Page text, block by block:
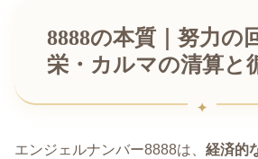
8888の本質｜努力の
栄・カルマの清算と
エンジェルナンバー8888は、 経済的